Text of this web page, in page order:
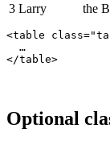
3 Larry the
<table
  …
</table>
Optional